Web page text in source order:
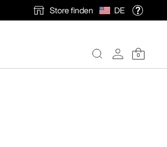
Store finden
DE
0